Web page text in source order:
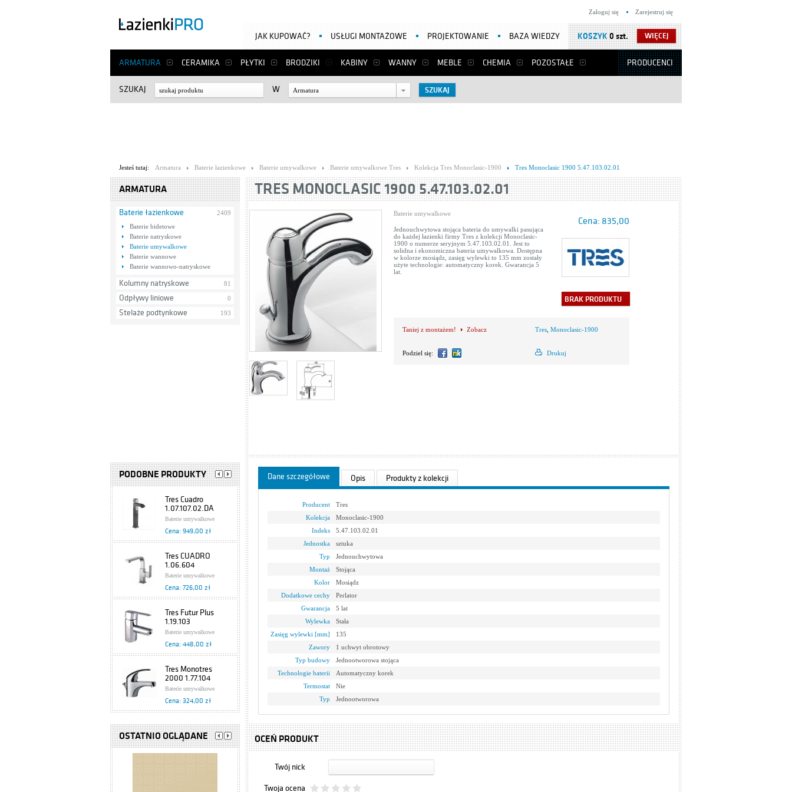
ARMATURA CERAMIKA PŁYTKI BRODZIKI KABINY WANNY MEBLE CHEMIA POZOSTAŁE PRODUCENCI
JAK KUPOWAĆ? USŁUGI MONTAŻOWE PROJEKTOWANIE BAZA WIEDZY WIĘCEJ
KOSZYK0 szt.
Zaloguj się Zarejestruj się
SZUKAJ W Armatura
Jesteś tutaj: Armatura Baterie łazienkowe Baterie umywalkowe Baterie umywalkowe Tres Kolekcja Tres Monoclasic-1900 Tres Monoclasic 1900 5.47.103.02.01
ARMATURA
Baterie łazienkowe
2409
Baterie bidetowe
Baterie natryskowe
Baterie umywalkowe
Baterie wannowe
Baterie wannowo-natryskowe
Kolumny natryskowe 81
Odpływy liniowe 0
Stelaże podtynkowe 193
PODOBNE PRODUKTY
Tres Cuadro
1.07.107.02.DA
Baterie umywalkowe
Cena: 949,00 zł
Tres CUADRO
1.06.604
Baterie umywalkowe
Cena: 726,00 zł
Tres Futur Plus
1.19.103
Baterie umywalkowe
Cena: 448,00 zł
Tres Monotres
2000 1.77.104
Baterie umywalkowe
Cena: 324,00 zł
Tres Eco
1.70.103.02
Baterie umywalkowe
OSTATNIO OGLĄDANE
TRES MONOCLASIC 1900 5.47.103.02.01
Cena: 835,00
BRAK PRODUKTU
Baterie umywalkowe
Jednouchwytowa stojąca bateria do umywalki pasująca
do każdej łazienki firmy Tres z kolekcji Monoclasic-
1900 o numerze seryjnym 5.47.103.02.01. Jest to
solidna i ekonomiczna bateria umywalkowa. Dostępna
w kolorze mosiądz, zasięg wylewki to 135 mm zostały
użyte technologie: automatyczny korek. Gwarancja 5
lat.
Tres Monoclasic-1900
Drukuj
Taniej z montażem! Zobacz
Podziel się:
Dane szczegółowe Opis Produkty z kolekcji
Producent
Tres
Kolekcja
Monoclasic-1900
Indeks
5.47.103.02.01
Jednostka
sztuka
Typ
Jednouchwytowa
Montaż
Stojąca
Kolor
Mosiądz
Dodatkowe cechy
Perlator
Gwarancja
5 lat
Wylewka
Stała
Zasięg wylewki [mm]
135
Zawory
1 uchwyt obrotowy
Typ budowy
Jednootworowa stojąca
Technologie baterii
Automatyczny korek
Termostat
Nie
Typ
Jednootworowa
OCEŃ PRODUKT
Twój nick
Twoja ocena